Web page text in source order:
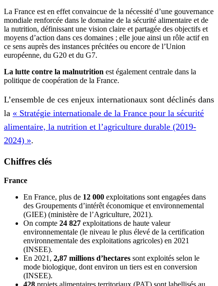
La France est en effet convaincue de la nécessité d’une gouvernance
mondiale renforcée dans le domaine de la sécurité alimentaire et de
la nutrition, définissant une vision claire et partagée des objectifs et
moyens d’action dans ces domaines ; elle joue ainsi un rôle actif en
ce sens auprès des instances précitées ou encore de l’Union
européenne, du G20 et du G7.
La lutte contre la malnutrition est également centrale dans la
politique de coopération de la France.
L’ensemble de ces enjeux internationaux sont déclinés dans
la « Stratégie internationale de la France pour la sécurité
alimentaire, la nutrition et l’agriculture durable (2019-
2024) ».
Chiffres clés
France
En France, plus de 12 000 exploitations sont engagées dans
des Groupements d’intérêt économique et environnemental
(GIEE) (ministère de l’Agriculture, 2021).
On compte 24 827 exploitations de haute valeur
environnementale (le niveau le plus élevé de la certification
environnementale des exploitations agricoles) en 2021
(INSEE).
En 2021, 2,87 millions d’hectares sont exploités selon le
mode biologique, dont environ un tiers est en conversion
(INSEE).
428 projets alimentaires territoriaux (PAT) sont labellisés au